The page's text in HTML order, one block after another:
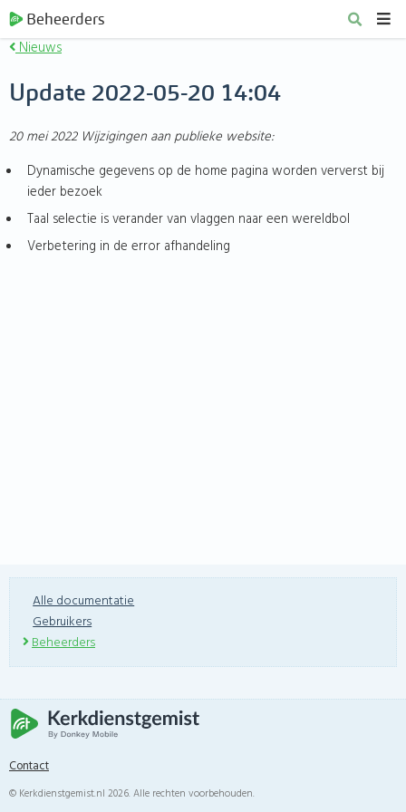
Beheerders
Nieuws
Update 2022-05-20 14:04
20 mei 2022 Wijzigingen aan publieke website:
Dynamische gegevens op de home pagina worden ververst bij
ieder bezoek
Taal selectie is verander van vlaggen naar een wereldbol
Verbetering in de error afhandeling
Alle documentatie
Gebruikers
Beheerders
Contact
© Kerkdienstgemist.nl 2026. Alle rechten voorbehouden.